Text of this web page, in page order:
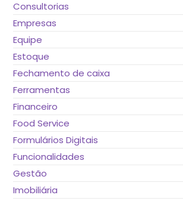
Consultorias
Empresas
Equipe
Estoque
Fechamento de caixa
Ferramentas
Financeiro
Food Service
Formulários Digitais
Funcionalidades
Gestão
Imobiliária